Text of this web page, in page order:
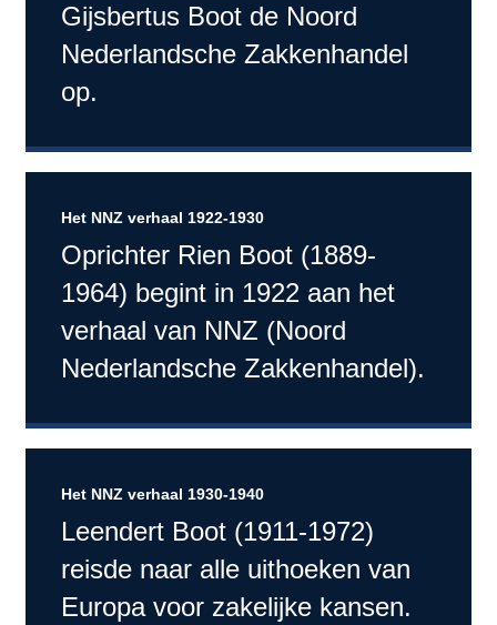
Gijsbertus Boot de Noord
Nederlandsche Zakkenhandel
op.
Het NNZ verhaal 1922-1930
Oprichter Rien Boot (1889-
1964) begint in 1922 aan het
verhaal van NNZ (Noord
Nederlandsche Zakkenhandel).
Het NNZ verhaal 1930-1940
Leendert Boot (1911-1972)
reisde naar alle uithoeken van
Europa voor zakelijke kansen.